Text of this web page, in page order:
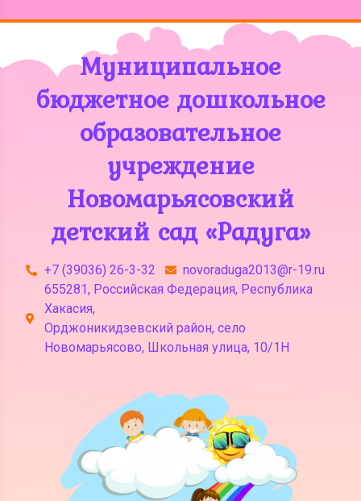
Муниципальное
бюджетное дошкольное
образовательное
учреждение
Новомарьясовский
детский сад «Радуга»
+7 (39036) 26-3-32
novoraduga2013@r-19.ru
655281, Российская Федерация, Республика
Хакасия,
Орджоникидзевский район, село
Новомарьясово, Школьная улица, 10/1Н